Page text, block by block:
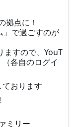
拠点に！
」で過ごすのが
ますので、YouT
各自のログイ
おります
ミリー